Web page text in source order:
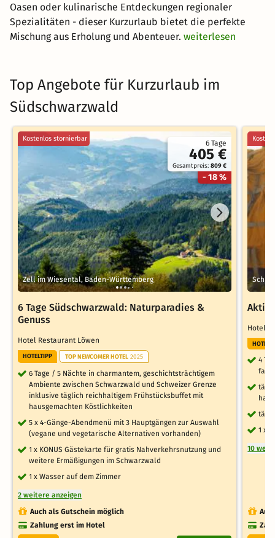
Oasen oder kulinarische Entdeckungen regionaler
Spezialitäten - dieser Kurzurlaub bietet die perfekte
Mischung aus Erholung und Abenteuer. weiterlesen
Top Angebote für Kurzurlaub im
Südschwarzwald
6 Tage
405 €
Gesamtpreis:809 €
- 18 %
Kostenlos stornierbar
Zell im Wiesental, Baden-Württemberg
6 Tage Südschwarzwald: Naturparadies &
Genuss
Hotel Restaurant Löwen
HOTELTIPP TOP NEWCOMER HOTEL 2025
6 Tage / 5 Nächte in charmantem, geschichtsträchtigem
Ambiente zwischen Schwarzwald und Schweizer Grenze
inklusive täglich reichhaltigem Frühstücksbuffet mit
hausgemachten Köstlichkeiten
5 x 4-Gänge-Abendmenü mit 3 Hauptgängen zur Auswahl
(vegane und vegetarische Alternativen vorhanden)
1 x KONUS Gästekarte für gratis Nahverkehrsnutzung und
weitere Ermäßigungen im Schwarzwald
1 x Wasser auf dem Zimmer
2 weitere anzeigen
Auch als Gutschein möglich
Zahlung erst im Hotel
Hotel
4
1 x
10